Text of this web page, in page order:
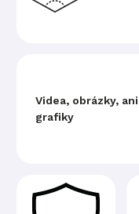
Videa, obrázky,
grafiky